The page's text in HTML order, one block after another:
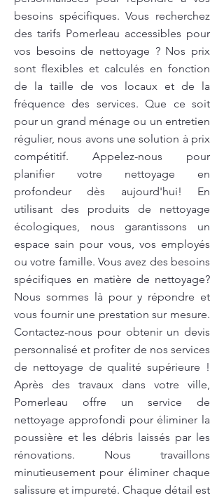
besoins spécifiques. Vous recherchez
des tarifs Pomerleau accessibles pour
vos besoins de nettoyage ? Nos prix
sont flexibles et calculés en fonction
de la taille de vos locaux et de la
fréquence des services. Que ce soit
pour un grand ménage ou un entretien
régulier, nous avons une solution à prix
compétitif. Appelez-nous pour
planifier votre nettoyage en
profondeur dès aujourd'hui! En
utilisant des produits de nettoyage
écologiques, nous garantissons un
espace sain pour vous, vos employés
ou votre famille. Vous avez des besoins
spécifiques en matière de nettoyage?
Nous sommes là pour y répondre et
vous fournir une prestation sur mesure.
Contactez-nous pour obtenir un devis
personnalisé et profiter de nos services
de nettoyage de qualité supérieure !
Après des travaux dans votre ville,
Pomerleau offre un service de
nettoyage approfondi pour éliminer la
poussière et les débris laissés par les
rénovations. Nous travaillons
minutieusement pour éliminer chaque
salissure et impureté. Chaque détail est